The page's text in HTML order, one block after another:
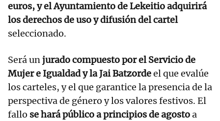
euros, y el Ayuntamiento de Lekeitio adquirirá
los derechos de uso y difusión del cartel
seleccionado.
Será unjurado compuesto por el Servicio de
Mujer e Igualdad y la Jai Batzordeel que evalúe
los carteles, y el que garantice la presencia de la
perspectiva de género y los valores festivos. El
fallo se hará público a principios de agostoa